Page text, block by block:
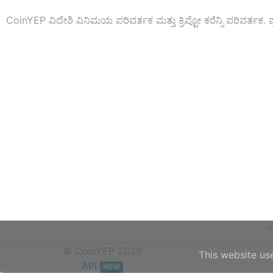
CoinYEP ವಿದೇಶಿ ವಿನಿಮಯ ಪರಿವರ್ತಕ ಮತ್ತು ಕ್ರಿಪ್ಟೋ ಕರೆನ್ಸಿ ಪರಿವರ್ತಕ.
API NEW
This website